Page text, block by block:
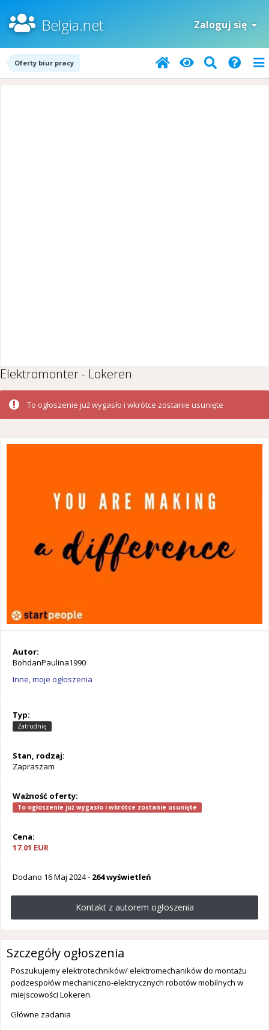
Belgia.net Zaloguj się
Oferty biur pracy
Elektromonter - Lokeren
To ogłoszenie już wygasło i wkrótce zostanie usunięte
Autor:
BohdanPaulina1990
Inne, moje ogłoszenia
Typ:
Zatrudnię
Stan, rodzaj:
Zapraszam
Ważność oferty:
To ogłoszenie już wygasło i wkrótce zostanie usunięte
Cena:
17.01 EUR
Dodano 16 Maj 2024- 264 wyświetleń
Kontakt z autorem ogłoszenia
Szczegóły ogłoszenia
Poszukujemy elektrotechników/ elektromechaników do montażu
podzespołów mechaniczno-elektrycznych robotów mobilnych w
miejscowości Lokeren.
Główne zadania